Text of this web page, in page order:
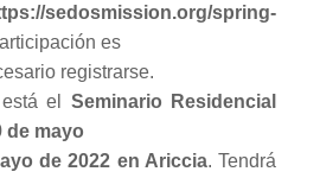
sedosmission.org/spring-
es
registrarse.
el Seminario Residencial
de mayo
de 2022 en Ariccia. Tendrá